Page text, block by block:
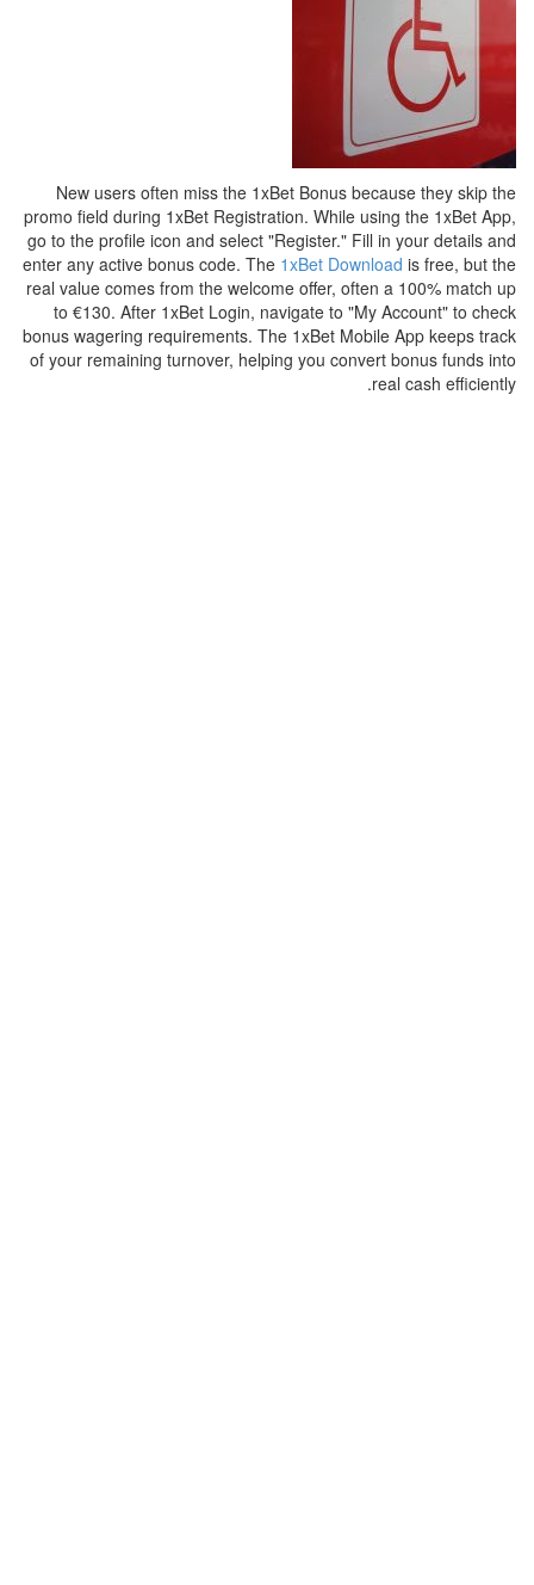
New users often miss the 1xBet Bonus because they skip the
promo field during 1xBet Registration. While using the 1xBet App,
go to the profile icon and select "Register." Fill in your details and
enter any active bonus code. The 1xBet Download is free, but the
real value comes from the welcome offer, often a 100% match up
to €130. After 1xBet Login, navigate to "My Account" to check
bonus wagering requirements. The 1xBet Mobile App keeps track
of your remaining turnover, helping you convert bonus funds into
real cash efficiently.